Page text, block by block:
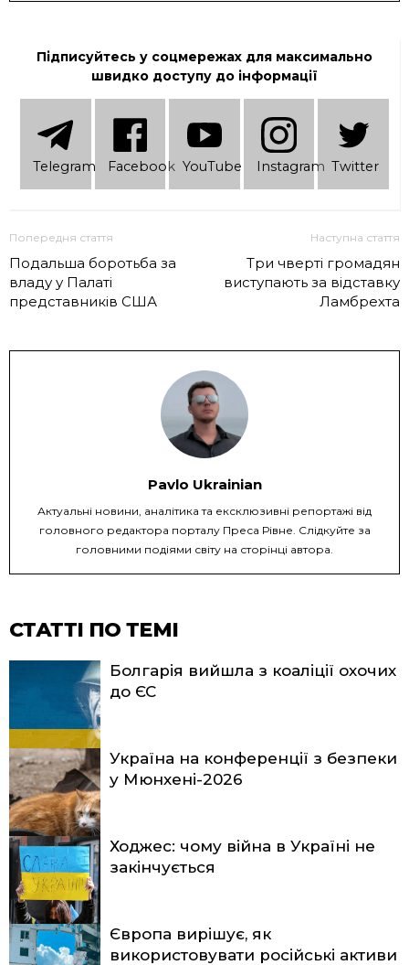
Підписуйтесь у соцмережах для максимально
швидко доступу до інформації
Telеgram Facebook YouTube Instagram Twitter
Попередня стаття
Подальша боротьба за
владу у Палаті
представників США
Наступна стаття
Три чверті громадян
виступають за відставку
Ламбрехта
Pavlo Ukrainian
Актуальні новини, аналітика та ексклюзивні репортажі від
головного редактора порталу Преса Рівне. Слідкуйте за
головними подіями світу на сторінці автора.
СТАТТІ ПО ТЕМІ
Болгарія вийшла з коаліції охочих
до ЄС
Україна на конференції з безпеки
у Мюнхені-2026
Ходжес: чому війна в Україні не
закінчується
Європа вирішує, як
використовувати російські активи